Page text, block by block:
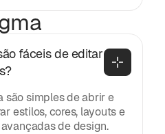
fáceis de editar
são simples de abrir e
estilos, cores, layouts e
de design.